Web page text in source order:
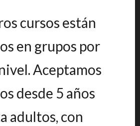
cursos están
en grupos por
Aceptamos
desde 5 años
adultos, con